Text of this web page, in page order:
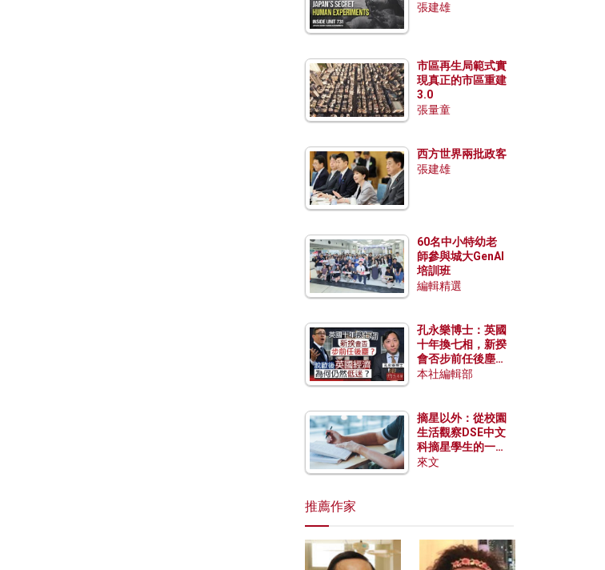
張建雄
市區再生局範式實
現真正的市區重建
3.0
張量童
西方世界兩批政客
張建雄
60名中小特幼老
師參與城大GenAI
培訓班
編輯精選
孔永樂博士：英國
十年換七相，新揆
會否步前任後塵？
脫歐後英國經濟為
本社編輯部
摘星以外：從校園
生活觀察DSE中文
科摘星學生的一點
特質
來文
推薦作家